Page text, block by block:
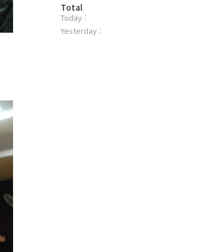
방
문
자
Total
Today :
Yesterday :